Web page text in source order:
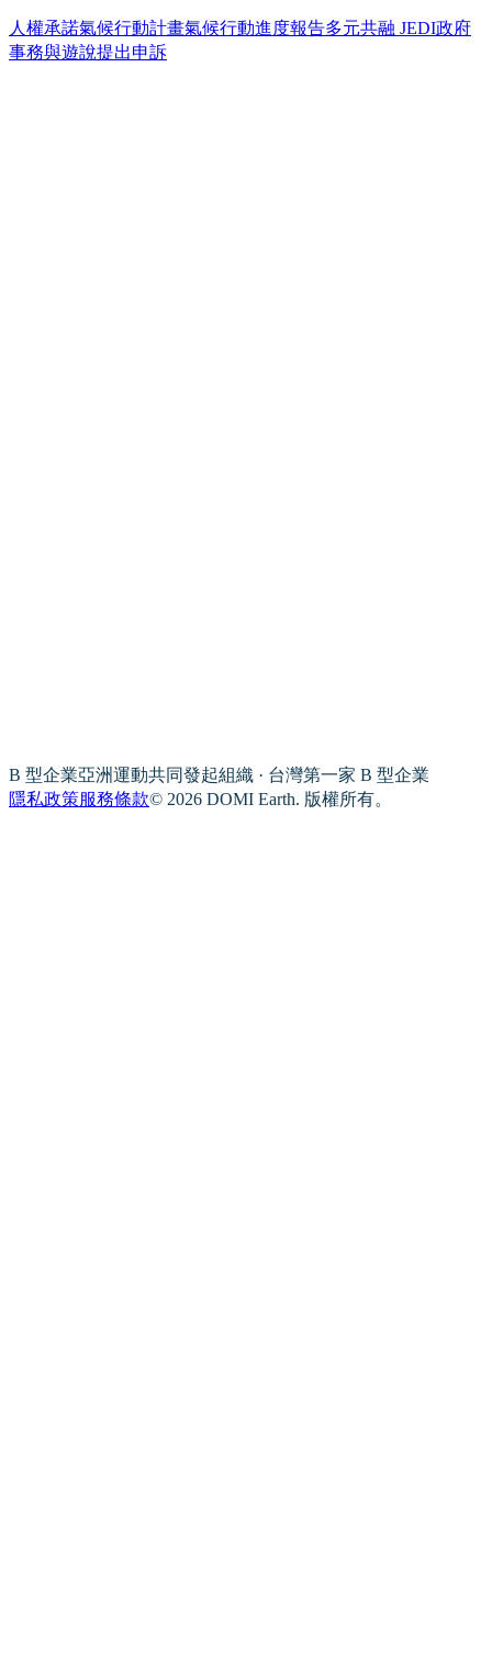
人權承諾氣候行動計畫氣候行動進度報告多元共融 JEDI政府
事務與遊說提出申訴
B 型企業亞洲運動共同發起組織 · 台灣第一家 B 型企業
隱私政策服務條款© 2026 DOMI Earth. 版權所有。